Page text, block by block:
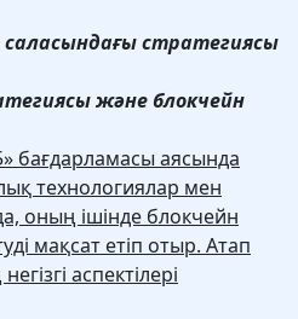
стратегиясы
және блокчейн
бағдарламасы аясында
технологиялар мен
оның ішінде блокчейн
мақсат етіп отыр. Атап
аспектілері